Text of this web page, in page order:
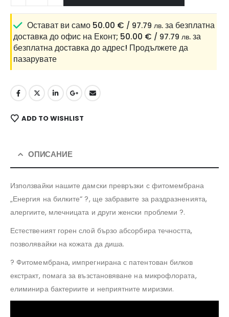
Остават ви само 50.00 € / 97.79 лв. за безплатна
доставка до офис на Еконт; 50.00 € / 97.79 лв. за
безплатна доставка до адрес! Продължете да
пазарувате
ADD TO WISHLIST
ОПИСАНИЕ
Използвайки нашите дамски превръзки с фитомембрана
„Енергия на билките“ ?, ще забравите за раздразненията,
алергиите, млечницата и други женски проблеми ?.
Естественият горен слой бързо абсорбира течността,
позволявайки на кожата да диша.
? Фитомембрана, импрегнирана с патентован билков
екстракт, помага за възстановяване на микрофлората,
елиминира бактериите и неприятните миризми.